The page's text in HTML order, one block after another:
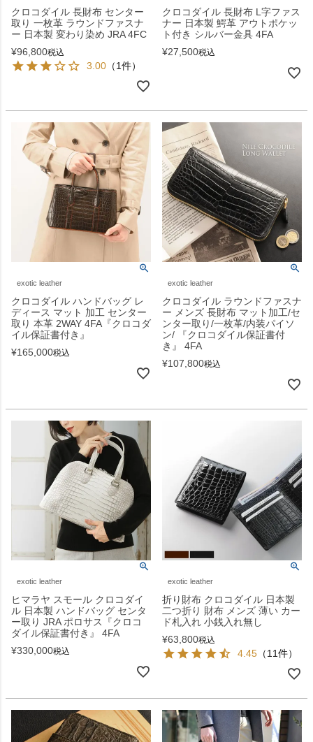
クロコダイル 長財布 センター
取り 一枚革 ラウンドファスナ
ー 日本製 変わり染め JRA 4FC
¥96,800税込
3.00 （1件）
クロコダイル 長財布 L字ファス
ナー 日本製 鰐革 アウトポケッ
ト付き シルバー金具 4FA
¥27,500税込
exotic leather
クロコダイル ハンドバッグ レ
ディース マット 加工 センター
取り 本革 2WAY 4FA『クロコダ
イル保証書付き』
¥165,000税込
exotic leather
クロコダイル ラウンドファスナ
ー メンズ 長財布 マット加工/セ
ンター取り/一枚革/内装パイソ
ン/ 『クロコダイル保証書付
き』 4FA
¥107,800税込
exotic leather
ヒマラヤ スモール クロコダイ
ル 日本製 ハンドバッグ センタ
ー取り JRA ポロサス『クロコ
ダイル保証書付き』 4FA
¥330,000税込
exotic leather
折り財布 クロコダイル 日本製
二つ折り 財布 メンズ 薄い カー
ド札入れ 小銭入れ無し
¥63,800税込
4.45 （11件）